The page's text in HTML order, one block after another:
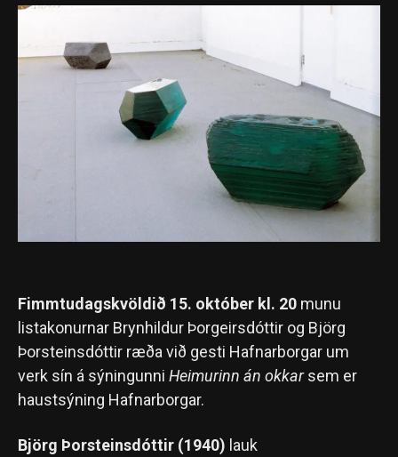
Fimmtudagskvöldið 15. október kl. 20 munu
listakonurnar Brynhildur Þorgeirsdóttir og Björg
Þorsteinsdóttir ræða við gesti Hafnarborgar um
verk sín á sýningunni Heimurinn án okkarsem er
haustsýning Hafnarborgar.
Björg Þorsteinsdóttir (1940) lauk